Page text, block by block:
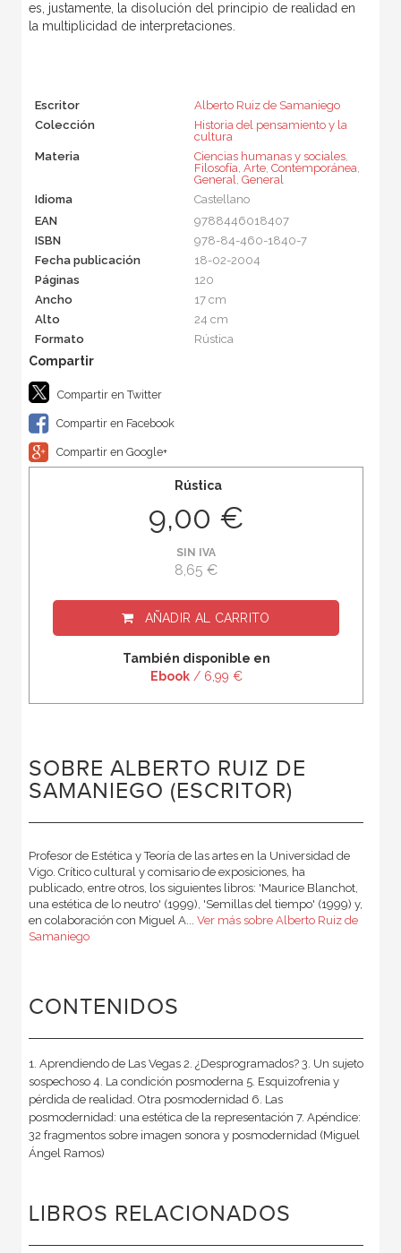
es, justamente, la disolución del principio de realidad en
la multiplicidad de interpretaciones.
Escritor
Alberto Ruiz de Samaniego
Colección
Historia del pensamiento y la
cultura
Materia
Ciencias humanas y sociales,
Filosofía, Arte, Contemporánea,
General, General
Idioma
Castellano
EAN
9788446018407
ISBN
978-84-460-1840-7
Fecha publicación
18-02-2004
Páginas
120
Ancho
17 cm
Alto
24 cm
Formato
Rústica
Compartir en Twitter
Compartir en Facebook
Compartir en Google+
Rústica
9,00 €
SIN IVA
8,65 €
AÑADIR AL CARRITO
También disponible en
Ebook/ 6,99 €
SOBRE ALBERTO RUIZ DE
SAMANIEGO (ESCRITOR)
Profesor de Estética y Teoría de las artes en la Universidad de
Vigo. Crítico cultural y comisario de exposiciones, ha
publicado, entre otros, los siguientes libros: 'Maurice Blanchot,
una estética de lo neutro' (1999), 'Semillas del tiempo' (1999) y,
en colaboración con Miguel A... Ver más sobre Alberto Ruiz de
Samaniego
CONTENIDOS
1. Aprendiendo de Las Vegas 2. ¿Desprogramados? 3. Un sujeto
sospechoso 4. La condición posmoderna 5. Esquizofrenia y
pérdida de realidad. Otra posmodernidad 6. Las
posmodernidad: una estética de la representación 7. Apéndice:
32 fragmentos sobre imagen sonora y posmodernidad (Miguel
Ángel Ramos)
LIBROS RELACIONADOS